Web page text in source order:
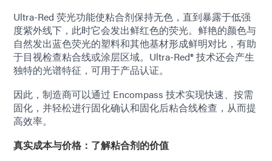
Ultra-Red 荧光功能使粘合剂保持无色，直到暴露于低强
度紫外线下，此时它会发出鲜红色的荧光。鲜艳的颜色与
自然发出蓝色荧光的塑料和其他基材形成鲜明对比，有助
于目视检查粘合线或涂层区域。Ultra-Red® 技术还会产生
独特的光谱特征，可用于产品认证。
因此，制造商可以通过 Encompass 技术实现快速、按需
固化，并轻松进行固化确认和固化后粘合线检查，从而提
高效率。
真实成本与价格：了解粘合剂的价值